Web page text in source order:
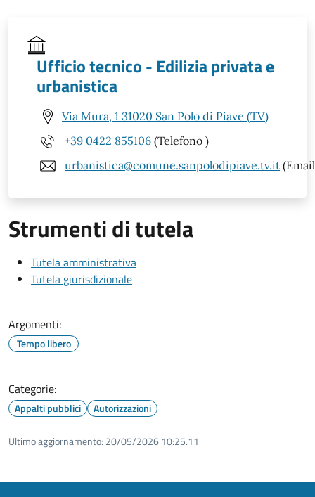
Ufficio tecnico - Edilizia privata e
urbanistica
Via Mura, 1 31020 San Polo di Piave (TV)
+39 0422 855106 (Telefono )
urbanistica@comune.sanpolodipiave.tv.it
Strumenti di tutela
Tutela amministrativa
Tutela giurisdizionale
Argomenti:
Tempo libero
Categorie:
Appalti pubblici Autorizzazioni
Ultimo aggiornamento: 20/05/2026 10:25.11